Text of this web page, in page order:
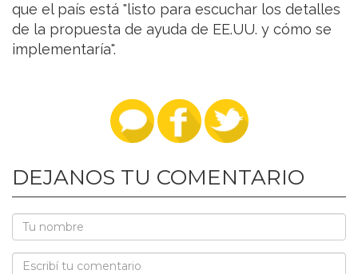
que el país está "listo para escuchar los detalles
de la propuesta de ayuda de EE.UU. y cómo se
implementaría".
DEJANOS TU COMENTARIO